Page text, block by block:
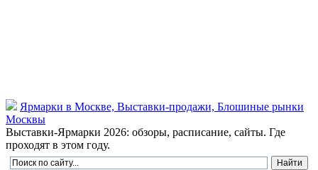
Ярмарки в Москве, Выставки-продажи, Блошиные рынки
Москвы
Выставки-Ярмарки 2026: обзоры, расписание, сайты. Где
проходят в этом году.